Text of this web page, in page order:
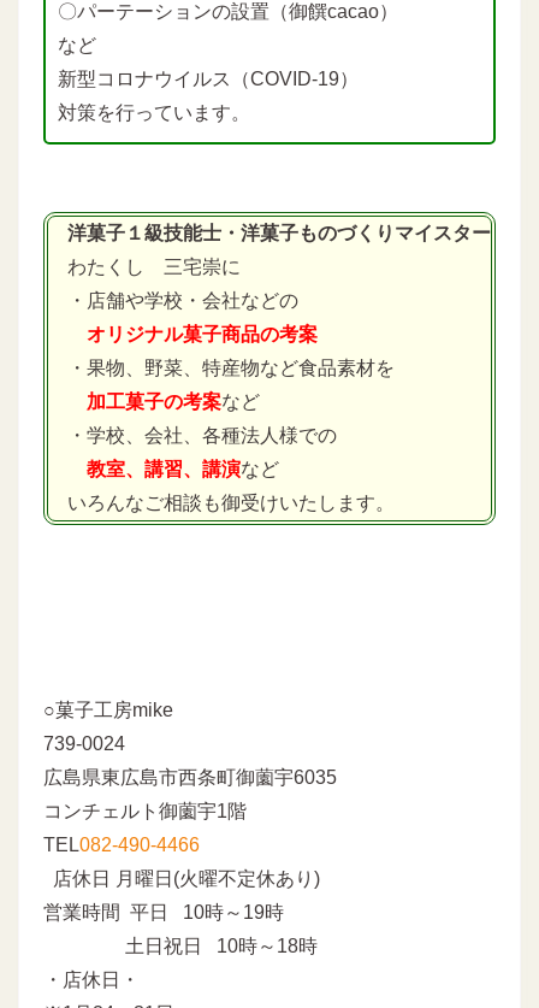
〇パーテーションの設置（御饌cacao）
など
新型コロナウイルス（COVID-19）
対策を行っています。
洋菓子１級技能士・洋菓子ものづくりマイスター
わたくし 三宅崇に
・店舗や学校・会社などの
オリジナル菓子商品の考案
・果物、野菜、特産物など食品素材を
加工菓子の考案など
・学校、会社、各種法人様での
教室、講習、講演など
いろんなご相談も御受けいたします。
○菓子工房mike
739-0024
広島県東広島市西条町御薗宇6035
コンチェルト御薗宇1階
TEL082-490-4466
店休日 月曜日(火曜不定休あり)
営業時間 平日 10時～19時
土日祝日 10時～18時
・店休日・